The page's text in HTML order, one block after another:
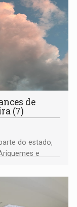
de
(7)
do estado,
e